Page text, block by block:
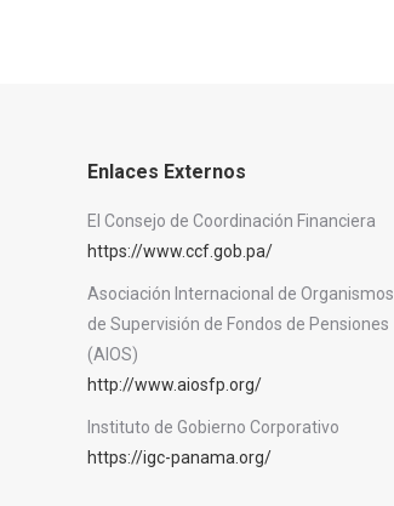
Enlaces Externos
El Consejo de Coordinación Financiera
https://www.ccf.gob.pa/
Asociación Internacional de Organismos
de Supervisión de Fondos de Pensiones
(AIOS)
http://www.aiosfp.org/
Instituto de Gobierno Corporativo
https://igc-panama.org/